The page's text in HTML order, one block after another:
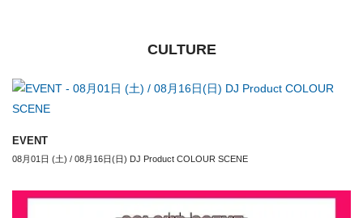
CULTURE
EVENT
08月01日 (土) / 08月16日(日) DJ Product COLOUR SCENE